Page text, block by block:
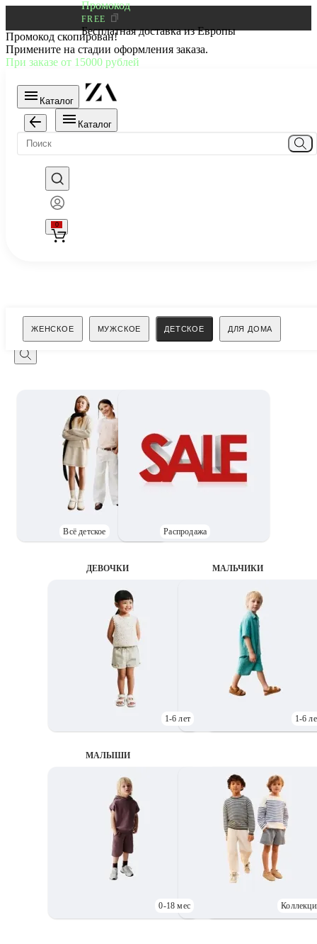
Промокод
FREE
Бесплатная доставка из Европы
Промокод скопирован!
Примените на стадии оформления заказа.
При заказе от 15000 рублей
Каталог
Каталог
0
ЖЕНСКОЕ МУЖСКОЕ ДЕТСКОЕ ДЛЯ ДОМА
Поиск
Всё детское Распродажа
ДЕВОЧКИ
1-6 лет
MАЛЬЧИКИ
1-6
МАЛЫШИ
0-18 мес